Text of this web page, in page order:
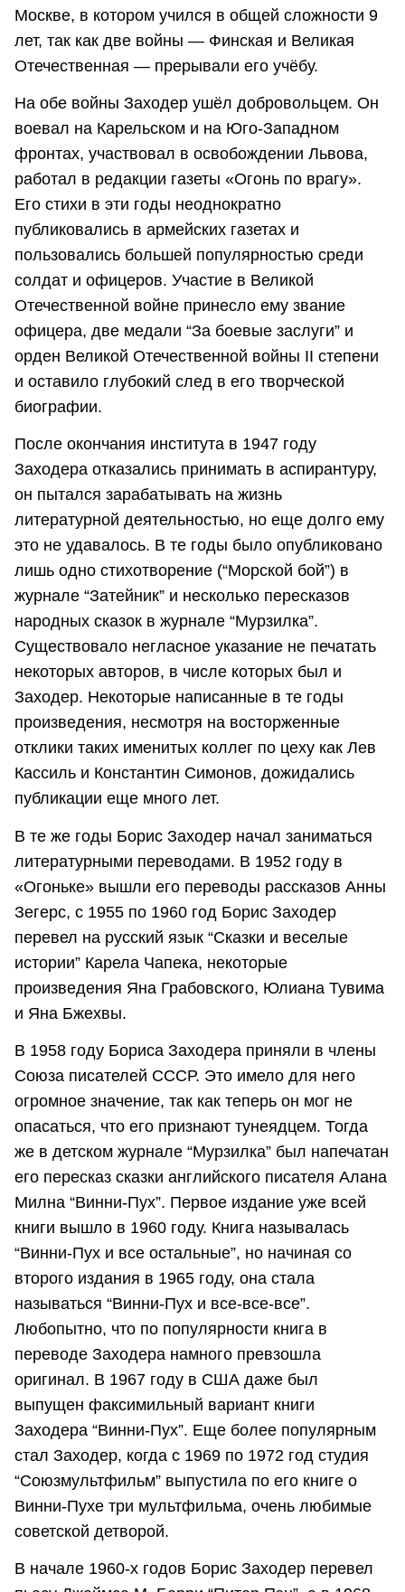
Москве, в котором учился в общей сложности 9
лет, так как две войны — Финская и Великая
Отечественная — прерывали его учёбу.
На обе войны Заходер ушёл добровольцем. Он
воевал на Карельском и на Юго-Западном
фронтах, участвовал в освобождении Львова,
работал в редакции газеты «Огонь по врагу».
Его стихи в эти годы неоднократно
публиковались в армейских газетах и
пользовались большей популярностью среди
солдат и офицеров. Участие в Великой
Отечественной войне принесло ему звание
офицера, две медали “За боевые заслуги” и
орден Великой Отечественной войны II степени
и оставило глубокий след в его творческой
биографии.
После окончания института в 1947 году
Заходера отказались принимать в аспирантуру,
он пытался зарабатывать на жизнь
литературной деятельностью, но еще долго ему
это не удавалось. В те годы было опубликовано
лишь одно стихотворение (“Морской бой”) в
журнале “Затейник” и несколько пересказов
народных сказок в журнале “Мурзилка”.
Существовало негласное указание не печатать
некоторых авторов, в числе которых был и
Заходер. Некоторые написанные в те годы
произведения, несмотря на восторженные
отклики таких именитых коллег по цеху как Лев
Кассиль и Константин Симонов, дожидались
публикации еще много лет.
В те же годы Борис Заходер начал заниматься
литературными переводами. В 1952 году в
«Огоньке» вышли его переводы рассказов Анны
Зегерс, с 1955 по 1960 год Борис Заходер
перевел на русский язык “Сказки и веселые
истории” Карела Чапека, некоторые
произведения Яна Грабовского, Юлиана Тувима
и Яна Бжехвы.
В 1958 году Бориса Заходера приняли в члены
Союза писателей СССР. Это имело для него
огромное значение, так как теперь он мог не
опасаться, что его признают тунеядцем. Тогда
же в детском журнале “Мурзилка” был напечатан
его пересказ сказки английского писателя Алана
Милна “Винни-Пух”. Первое издание уже всей
книги вышло в 1960 году. Книга называлась
“Винни-Пух и все остальные”, но начиная со
второго издания в 1965 году, она стала
называться “Винни-Пух и все-все-все”.
Любопытно, что по популярности книга в
переводе Заходера намного превзошла
оригинал. В 1967 году в США даже был
выпущен факсимильный вариант книги
Заходера “Винни-Пух”. Еще более популярным
стал Заходер, когда с 1969 по 1972 год студия
“Союзмультфильм” выпустила по его книге о
Винни-Пухе три мультфильма, очень любимые
советской детворой.
В начале 1960-х годов Борис Заходер перевел